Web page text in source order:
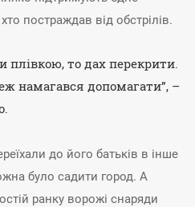
постраждав від обстрілів.
плівкою, то дах перекрити.
намагався допомагати”, –
до його батьків в інше
було садити город. А
ранку ворожі снаряди